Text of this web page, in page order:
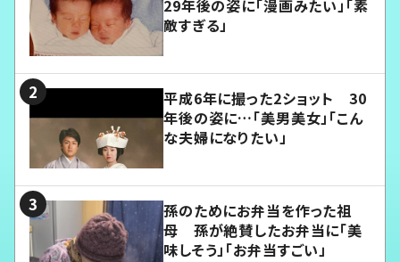
29年後の姿に「漫画みたい」「素
敵すぎる」
平成6年に撮った2ショット 30
年後の姿に…「美男美女」「こん
な夫婦になりたい」
孫のためにお弁当を作った祖
母 孫が絶賛したお弁当に「美
味しそう」「お弁当すごい」